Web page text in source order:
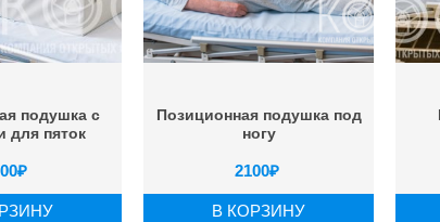
подушка с
для пяток
₽
Позиционная подушка под
ногу
2100₽
В КОРЗИНУ